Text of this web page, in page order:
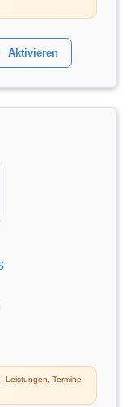
Aktivieren
Leistungen, Termine